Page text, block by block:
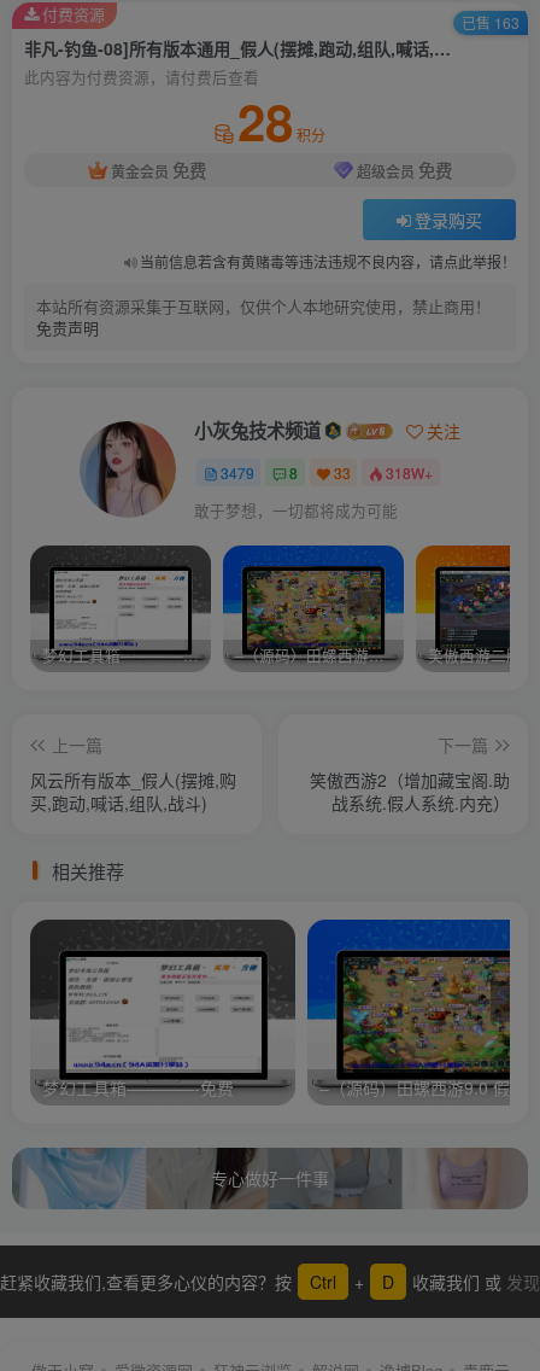
非凡-钓鱼-08]所有版本通用_假人(摆摊,跑动,组队,喊话,战斗)
此内容为付费资源，请付费后查看
28 积分
黄金会员 免费 超级会员 免费
登录购买
当前信息若含有黄赌毒等违法违规不良内容，请点此举报！
本站所有资源采集于互联网，仅供个人本地研究使用，禁止商用！
免责声明
付费资源 已售 163
小灰兔技术频道 关注
3479 8 33 318W+
敢于梦想，一切都将成为可能
梦幻工具箱————-免费 –（源码）田螺西游9.0 假人摆摊18门派飞升渡劫化圣助战最新BB谛听…. 笑傲西游二版-
上一篇
风云所有版本_假人(摆摊,购
买,跑动,喊话,组队,战斗)
下一篇
笑傲西游2（增加藏宝阁.助
战系统.假人系统.内充）
相关推荐
梦幻工具箱————-免费
专心做好一件事
赶紧收藏我们,查看更多心仪的内容？按 Ctrl + D 收藏我们 或 发现